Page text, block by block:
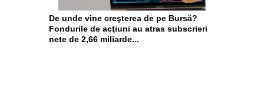
De unde vine creşterea de pe Bursă?
Fondurile de acţiuni au atras subscrieri
nete de 2,66 miliarde...